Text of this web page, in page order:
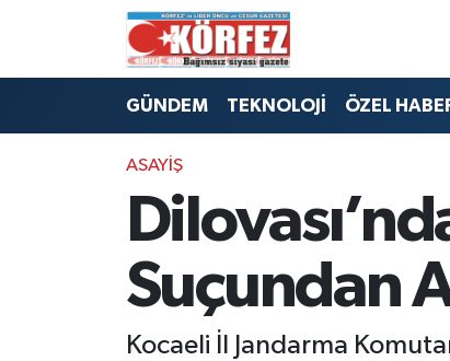
GÜNDEM TEKNOLOJİ ÖZEL
ASAYİŞ
Suçundan
Kocaeli İl Jandarma
Hava Durumu
Trafik Durumu
Süper Lig Puan Durumu ve Fikstür
Son Dakika Haberleri